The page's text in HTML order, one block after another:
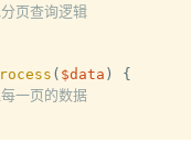
页查询逻辑
( $data )
{
一页的数据